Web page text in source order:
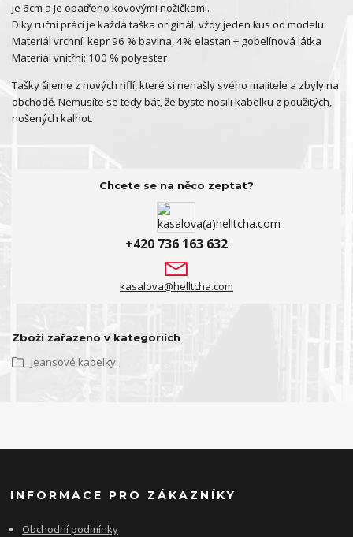
je 6cm a je opatřeno kovovými nožičkami.
Díky ruční práci je každá taška originál, vždy jeden kus od modelu.
Materiál vrchní: kepr 96 % bavlna, 4% elastan + gobelínová látka
Materiál vnitřní: 100 % polyester
Tašky šijeme z nových riflí, které si nenašly svého majitele a zbyly na
obchodě. Nemusíte se tedy bát, že byste nosili kabelku z použitých,
nošených kalhot.
Chcete se na něco zeptat?
+420 736 163 632
kasalova@helltcha.com
Zboží zařazeno v kategoriích
Jeansové kabelky
INFORMACE PRO ZÁKAZNÍKY
Obchodní podmínky